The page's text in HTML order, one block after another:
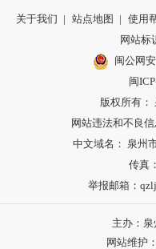
关于我们 | 站点地图 | 使用
网站标
闽公网
闽
版权所有：
网站违法和不良
中文域名： 泉州
传真
举报邮箱：
主办：
网站维护